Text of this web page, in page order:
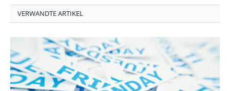
VERWANDTE ARTIKEL